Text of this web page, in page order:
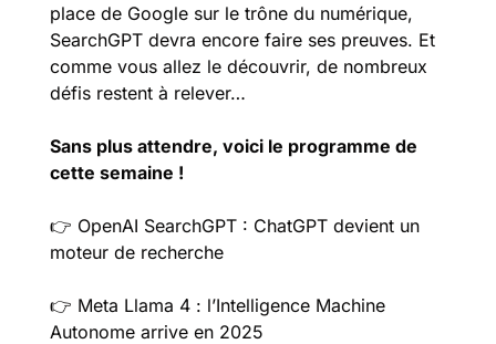
place de Google sur le trône du numérique,
SearchGPT devra encore faire ses preuves. Et
comme vous allez le découvrir, de nombreux
défis restent à relever…
Sans plus attendre, voici le programme de
cette semaine !
👉️ OpenAI SearchGPT : ChatGPT devient un
moteur de recherche
👉️ Meta Llama 4 : l’Intelligence Machine
Autonome arrive en 2025